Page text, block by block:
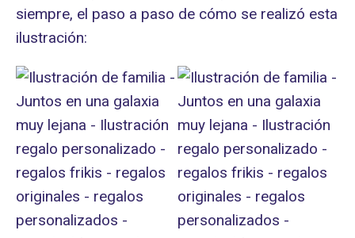
siempre, el paso a paso de cómo se realizó esta
ilustración: